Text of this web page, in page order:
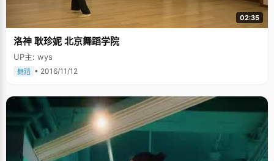
02:35
洛神 耿珍妮 北京舞蹈学院
UP主: wys
舞蹈 • 2016/11/12